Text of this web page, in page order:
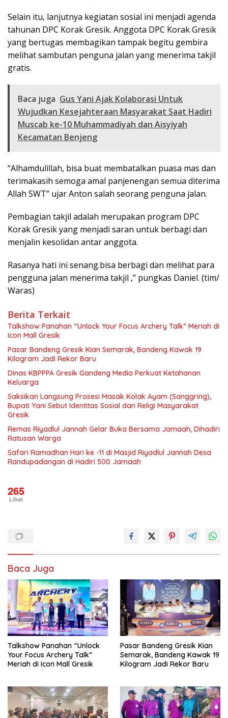
Selain itu, lanjutnya kegiatan sosial ini menjadi agenda
tahunan DPC Korak Gresik. Anggota DPC Korak Gresik
yang bertugas membagikan tampak begitu gembira
melihat sambutan penguna jalan yang menerima takjil
gratis.
Baca juga Gus Yani Ajak Kolaborasi Untuk
Wujudkan Kesejahteraan Masyarakat Saat Hadiri
Muscab ke-10 Muhammadiyah dan Aisyiyah
Kecamatan Benjeng
“Alhamdulillah, bisa buat membatalkan puasa mas dan
terimakasih semoga amal panjenengan semua diterima
Allah SWT” ujar Anton salah seorang penguna jalan.
Pembagian takjil adalah merupakan program DPC
Korak Gresik yang menjadi saran untuk berbagi dan
menjalin kesolidan antar anggota.
Rasanya hati ini senang.bisa berbagi dan melihat para
pengguna jalan menerima takjil ,” pungkas Daniel. (tim/
Waras)
Berita Terkait
Talkshow Panahan “Unlock Your Focus Archery Talk” Meriah di
Icon Mall Gresik
Pasar Bandeng Gresik Kian Semarak, Bandeng Kawak 19
Kilogram Jadi Rekor Baru
Dinas KBPPPA Gresik Gandeng Media Perkuat Ketahanan
Keluarga
Saksikan Langsung Prosesi Masak Kolak Ayam (Sanggring),
Bupati Yani Sebut Identitas Sosial dan Religi Masyarakat
Gresik
Remas Riyadlul Jannah Gelar Buka Bersama Jamaah, Dihadiri
Ratusan Warga
Safari Ramadhan Hari ke -11 di Masjid Riyadlul Jannah Desa
Randupadangan di Hadiri 500 Jamaah
265
Lihat
Baca Juga
Talkshow Panahan “Unlock
Your Focus Archery Talk”
Meriah di Icon Mall Gresik
Pasar Bandeng Gresik Kian
Semarak, Bandeng Kawak 19
Kilogram Jadi Rekor Baru